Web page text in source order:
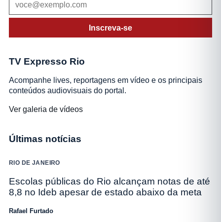
Inscreva-se
TV Expresso Rio
Acompanhe lives, reportagens em vídeo e os principais
conteúdos audiovisuais do portal.
Ver galeria de vídeos
Últimas notícias
RIO DE JANEIRO
Escolas públicas do Rio alcançam notas de até
8,8 no Ideb apesar de estado abaixo da meta
Rafael Furtado